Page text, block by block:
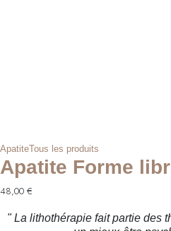
ApatiteTous les produits
Apatite Forme
48,00 €
" La lithothérapie fait partie des